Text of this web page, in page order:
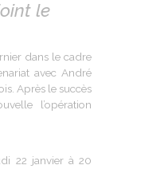
le
dansle cadre
avec André
. Après le succès
l’opération
22 janvier à 20